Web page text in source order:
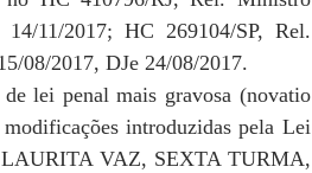
11/2017; HC 269104/SP, Rel.
08/2017, DJe 24/08/2017.
lei penal mais gravosa (novatio
introduzidas pela Lei
LAURITA VAZ, SEXTA TURMA,